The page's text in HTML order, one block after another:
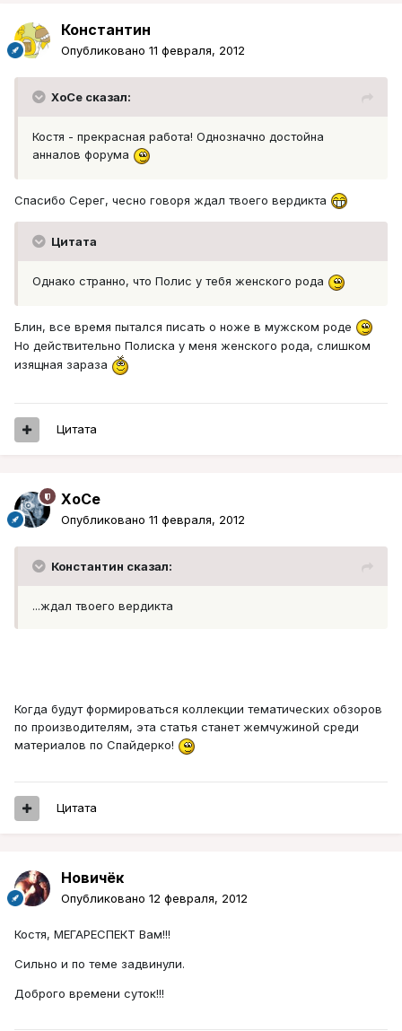
Константин
Опубликовано 11 февраля, 2012
XoCe сказал:
Костя - прекрасная работа! Однозначно достойна
анналов форума
Спасибо Серег, чесно говоря ждал твоего вердикта
Цитата
Однако странно, что Полис у тебя женского рода
Блин, все время пытался писать о ноже в мужском роде
Но действительно Полиска у меня женского рода, слишком
изящная зараза
Цитата
XoCe
Опубликовано 11 февраля, 2012
Константин сказал:
...ждал твоего вердикта
Когда будут формироваться коллекции тематических обзоров
по производителям, эта статья станет жемчужиной среди
материалов по Спайдерко!
Цитата
Новичёк
Опубликовано 12 февраля, 2012
Костя, МЕГАРЕСПЕКТ Вам!!!
Сильно и по теме задвинули.
Доброго времени суток!!!